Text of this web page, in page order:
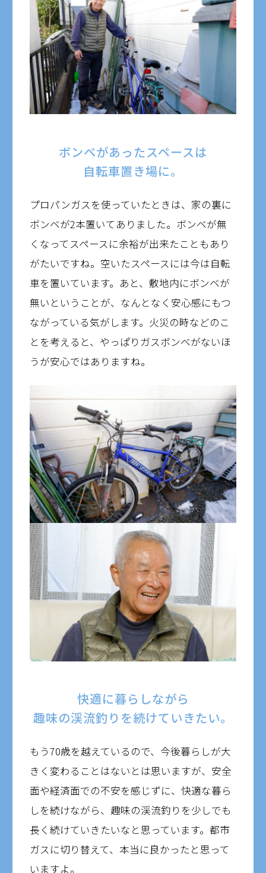
ボンベがあったスペースは
自転車置き場に。
プロパンガスを使っていたときは、家の裏に
ボンベが2本置いてありました。ボンベが無
くなってスペースに余裕が出来たこともあり
がたいですね。空いたスペースには今は自転
車を置いています。あと、敷地内にボンベが
無いということが、なんとなく安心感にもつ
ながっている気がします。火災の時などのこ
とを考えると、やっぱりガスボンベがないほ
うが安心ではありますね。
快適に暮らしながら
趣味の渓流釣りを続けていきたい。
もう70歳を越えているので、今後暮らしが大
きく変わることはないとは思いますが、安全
面や経済面での不安を感じずに、快適な暮ら
しを続けながら、趣味の渓流釣りを少しでも
長く続けていきたいなと思っています。都市
ガスに切り替えて、本当に良かったと思って
いますよ。